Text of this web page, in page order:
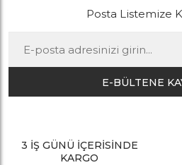
Posta Listemize
E-BÜLTENE
3 İŞ GÜNÜ İÇERİSİNDE
KARGO